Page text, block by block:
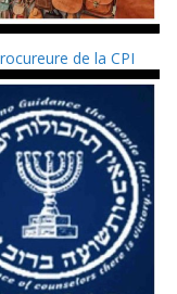
de la CPI